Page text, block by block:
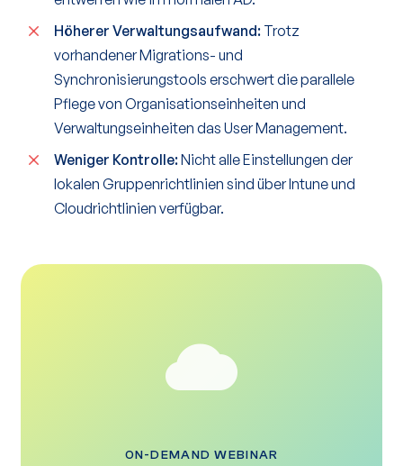
Höherer Verwaltungsaufwand: Trotz
vorhandener Migrations- und
Synchronisierungstools erschwert die parallele
Pflege von Organisationseinheiten und
Verwaltungseinheiten das User Management.
Weniger Kontrolle:Nicht alle Einstellungen der
lokalen Gruppenrichtlinien sind über Intune und
Cloudrichtlinien verfügbar.
ON-DEMAND WEBINAR